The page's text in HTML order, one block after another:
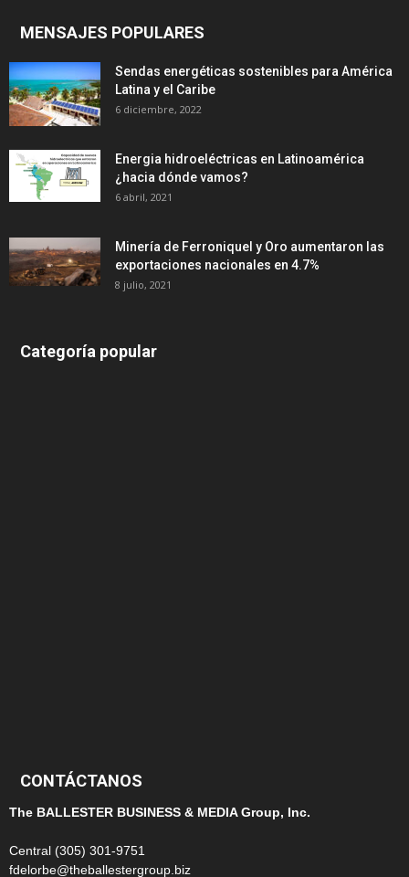
MENSAJES POPULARES
Sendas energéticas sostenibles para América
Latina y el Caribe
6 diciembre, 2022
Energia hidroeléctricas en Latinoamérica
¿hacia dónde vamos?
6 abril, 2021
Minería de Ferroniquel y Oro aumentaron las
exportaciones nacionales en 4.7%
8 julio, 2021
Categoría popular
CONTÁCTANOS
The BALLESTER BUSINESS & MEDIA Group, Inc.
Central (305) 301-9751
fdelorbe@theballestergroup.biz